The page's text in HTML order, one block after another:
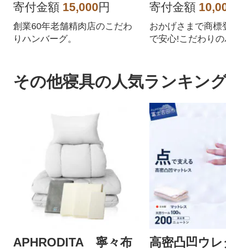
寄付金額 15,000円
創業60年老舗精肉店のこだわ
りハンバーグ。
寄付金額
おかげさまで商標
で安心!こだわり
その他寝具の人気ランキン
APHRODITA 寧々布
高密凸凹ウ